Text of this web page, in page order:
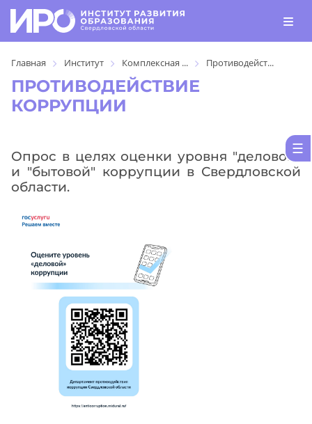
Главная Институт Комплексная ... Противодейст...
ПРОТИВОДЕЙСТВИЕ
КОРРУПЦИИ
Опрос в целях оценки уровня "деловой"
и "бытовой" коррупции в Свердловской
области.